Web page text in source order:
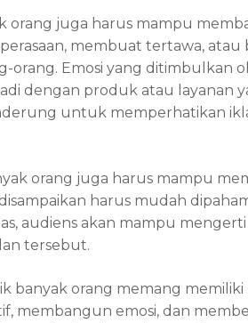
orang juga harus mampu
membuat tertawa, atau
orang. Emosi yang ditimbulkan
dengan produk atau layanan
untuk memperhatikan
orang juga harus mampu
harus mudah
audiens akan mampu
tersebut.
banyak orang memang memiliki
membangun emosi, dan